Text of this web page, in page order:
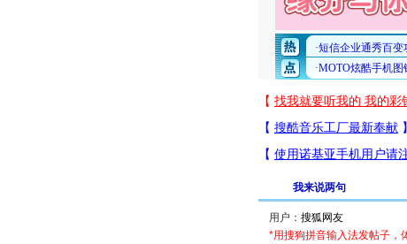
我来说两句
用户：
*用搜狗拼音输入法发帖子，